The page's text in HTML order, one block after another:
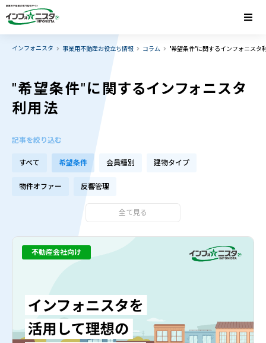
インフォニスタ 事業用不動産お役立ち情報 コラム "希望条件"に関するインフォニスタ
"希望条件"に関するインフォニスタ
利用法
記事を絞り込む
すべて 希望条件 会員種別 建物タイプ
物件オファー 反響管理
全て見る
不動産会社向け